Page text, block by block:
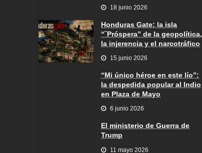
18 junio 2026
Honduras Gate: la isla
“¨Próspera” de la geopolítica,
la injerencia y el narcotráfico
15 junio 2026
“Mi único héroe en este lío”:
la despedida popular al Indio
en Plaza de Mayo
6 junio 2026
El ministerio de Guerra de
Trump
11 mayo 2026